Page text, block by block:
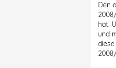
Den
hat.
und